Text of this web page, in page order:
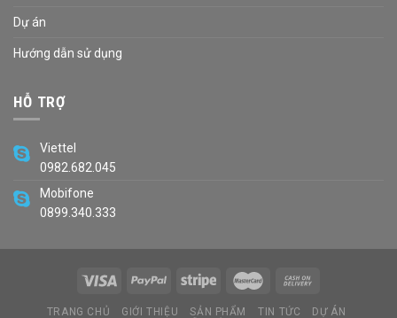
Dự án
Hướng dẫn sử dụng
HỖ TRỢ
Viettel
0982.682.045
Mobifone
0899.340.333
TRANG CHỦ GIỚI THIỆU SẢN PHẨM TIN TỨC
DỰ ÁN